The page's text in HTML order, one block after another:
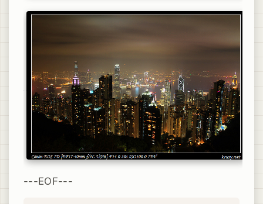
---EOF---